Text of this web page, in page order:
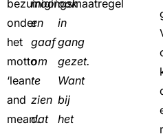
bezuinigingsmaatregel
onder
het
motto
‘lean
and
mean’.
mooi
en
gaaf
om
te
zien
dat
ook
in
gang
gezet.
Want
bij
het